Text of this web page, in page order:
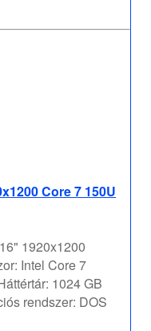
Core 7 150U
1920x1200
Intel Core 7
1024 GB
rendszer: DOS